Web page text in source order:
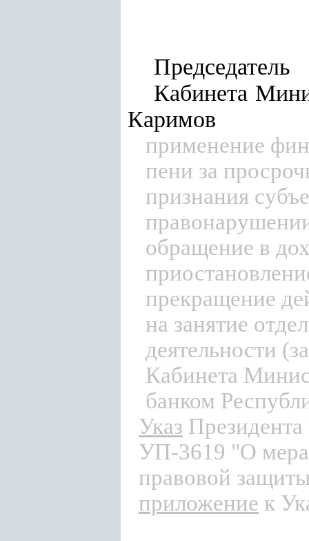
Председатель
Каримов
применение
пени за
признания
обращение в
прекращение
на занятие
деятельности
Кабинета
банком
Указ
УП-3619 "О
правовой
приложение к